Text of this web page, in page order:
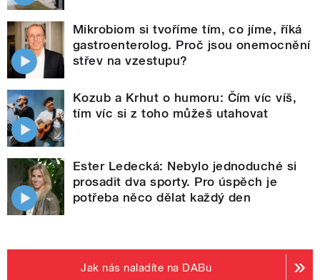
Mikrobiom si tvoříme tím, co jíme, říká
gastroenterolog. Proč jsou onemocnění
střev na vzestupu?
Kozub a Krhut o humoru: Čím víc víš,
tím víc si z toho můžeš utahovat
Ester Ledecká: Nebylo jednoduché si
prosadit dva sporty. Pro úspěch je
potřeba něco dělat každý den
Jak nás naladíte na DABu